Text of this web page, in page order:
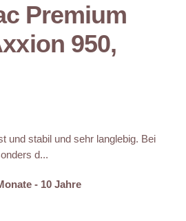
Premium
950,
und stabil und sehr langlebig. Bei
d...
- 10 Jahre